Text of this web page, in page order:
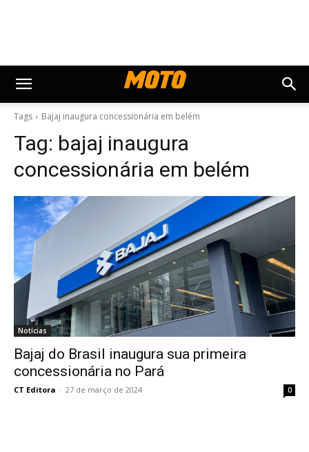
Tags Bajaj inaugura concessionária em belém
Tag: bajaj inaugura
concessionária em belém
Notícias
Bajaj do Brasil inaugura sua primeira
concessionária no Pará
CT Editora - 27 de março de 2024 0